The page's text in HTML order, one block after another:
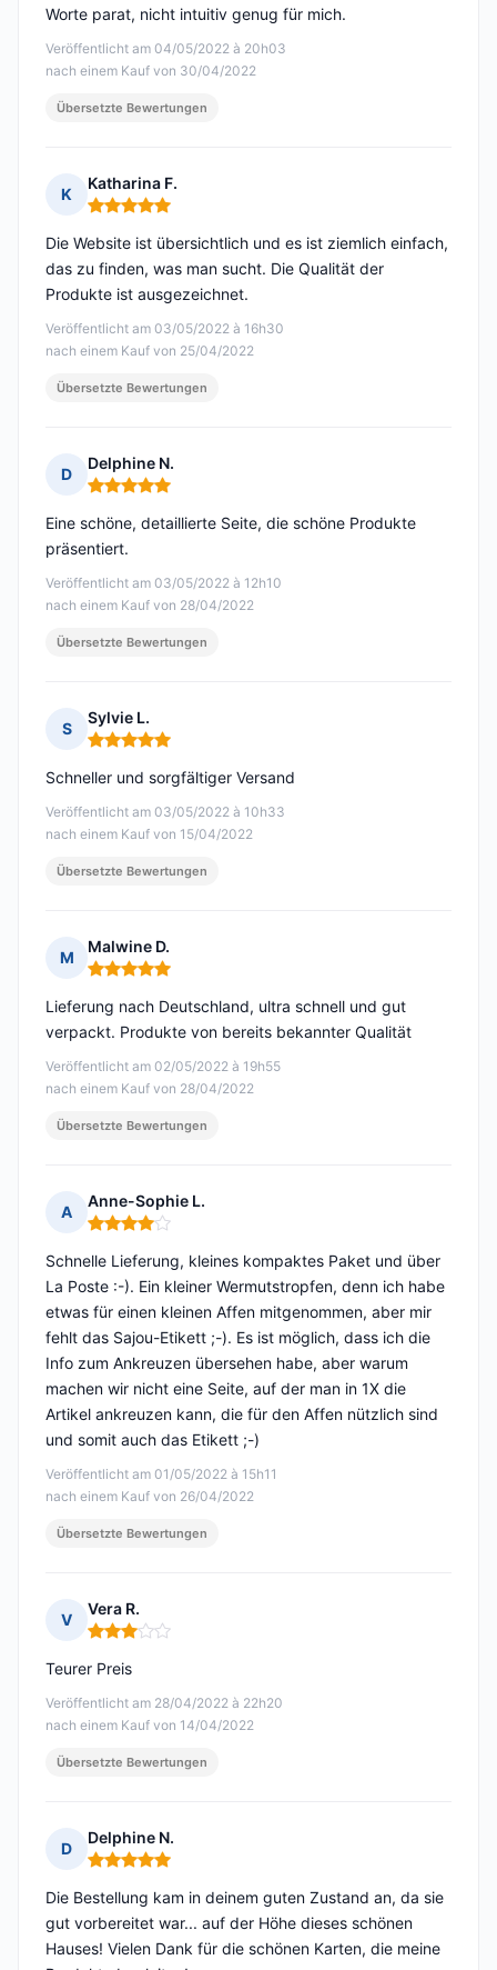
Veröffentlicht am 04/05/2022 à 20h03
nach einem Kauf von 30/04/2022
Worte parat, nicht intuitiv genug für mich.
Übersetzte Bewertungen
K
Katharina F.
Hinweis: 5 von 5
Veröffentlicht am 03/05/2022 à 16h30
nach einem Kauf von 25/04/2022
Die Website ist übersichtlich und es ist ziemlich einfach,
das zu finden, was man sucht. Die Qualität der
Produkte ist ausgezeichnet.
Übersetzte Bewertungen
D
Delphine N.
Hinweis: 5 von 5
Veröffentlicht am 03/05/2022 à 12h10
nach einem Kauf von 28/04/2022
Eine schöne, detaillierte Seite, die schöne Produkte
präsentiert.
Übersetzte Bewertungen
S
Sylvie L.
Hinweis: 5 von 5
Veröffentlicht am 03/05/2022 à 10h33
nach einem Kauf von 15/04/2022
Schneller und sorgfältiger Versand
Übersetzte Bewertungen
M
Malwine D.
Hinweis: 5 von 5
Veröffentlicht am 02/05/2022 à 19h55
nach einem Kauf von 28/04/2022
Lieferung nach Deutschland, ultra schnell und gut
verpackt. Produkte von bereits bekannter Qualität
Übersetzte Bewertungen
A
Anne-Sophie L.
Hinweis: 4 von 5
Veröffentlicht am 01/05/2022 à 15h11
nach einem Kauf von 26/04/2022
Schnelle Lieferung, kleines kompaktes Paket und über
La Poste :-). Ein kleiner Wermutstropfen, denn ich habe
etwas für einen kleinen Affen mitgenommen, aber mir
fehlt das Sajou-Etikett ;-). Es ist möglich, dass ich die
Info zum Ankreuzen übersehen habe, aber warum
machen wir nicht eine Seite, auf der man in 1X die
Artikel ankreuzen kann, die für den Affen nützlich sind
und somit auch das Etikett ;-)
Übersetzte Bewertungen
V
Vera R.
Hinweis: 3 von 5
Veröffentlicht am 28/04/2022 à 22h20
nach einem Kauf von 14/04/2022
Teurer Preis
Übersetzte Bewertungen
D
Delphine N.
Hinweis: 5 von 5
Die Bestellung kam in deinem guten Zustand an, da sie
gut vorbereitet war... auf der Höhe dieses schönen
Hauses! Vielen Dank für die schönen Karten, die meine